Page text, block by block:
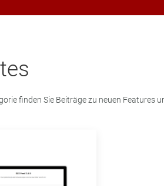
finden Sie Beiträge zu neuen Features